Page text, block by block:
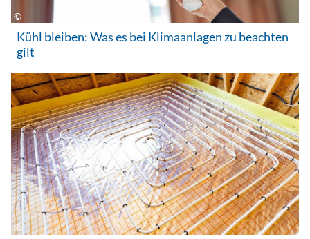
Kühl bleiben: Was es bei Klimaanlagen zu beachten
gilt